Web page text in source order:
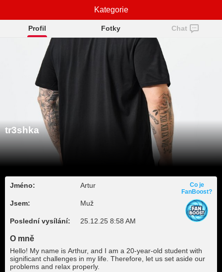
tr3shka
Profil Fotky Chat
tr3shka
Jméno: Artur
Jsem: Muž
Poslední vysílání: 25.12.25 8:58 AM
Co je
FanBoost?
O mně
Hello! My name is Arthur, and I am a 20-year-old student with
significant challenges in my life. Therefore, let us set aside our
problems and relax properly.
Kategorie